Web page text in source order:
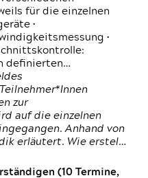
für die einzelnen
•
•
definierten…
zur
auf die einzelnen
Anhand von
erläutert. Wie erstel…
(10 Termine,